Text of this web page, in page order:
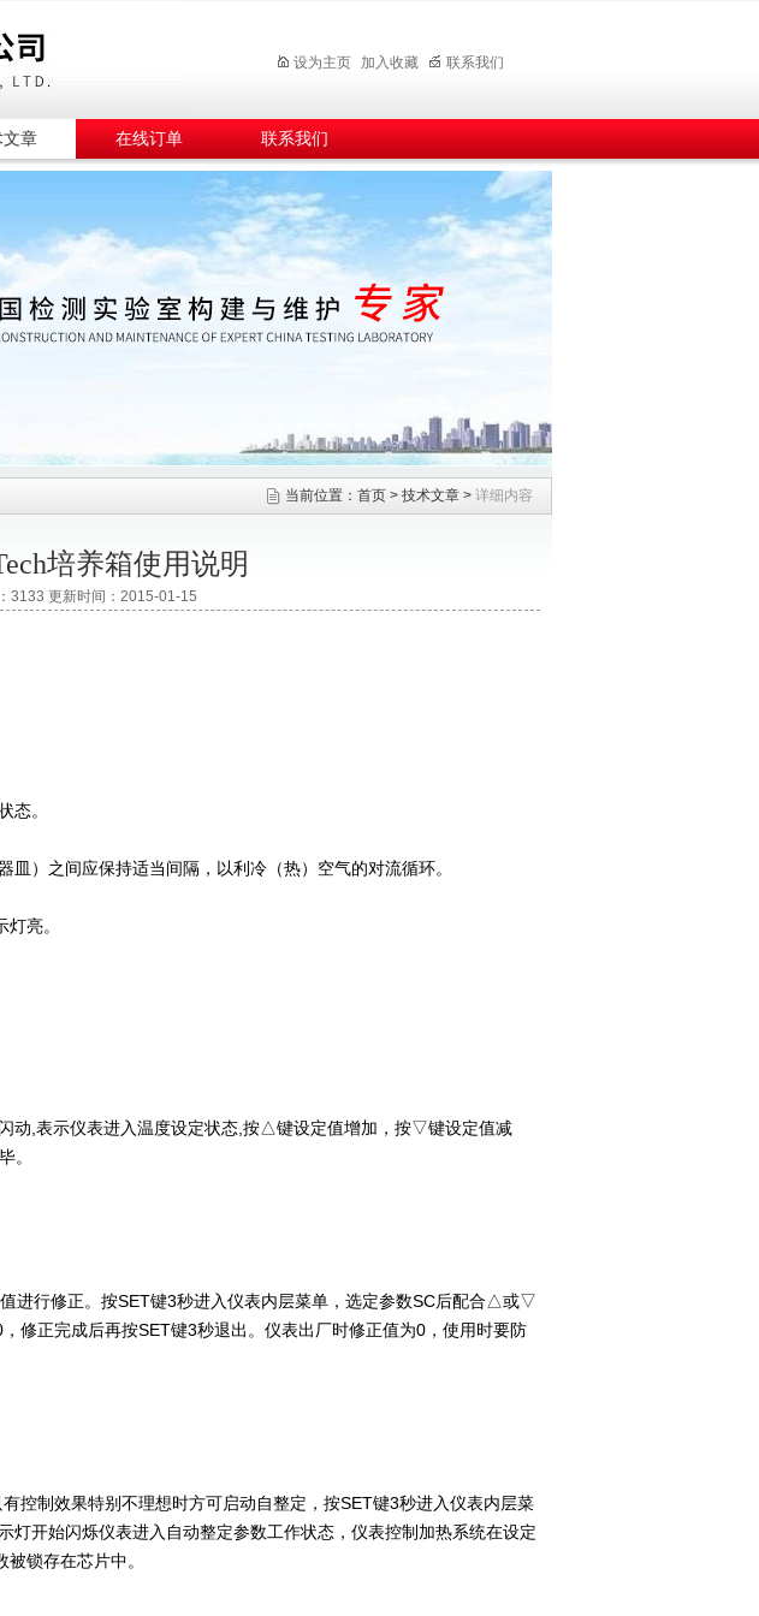
设为主页 加入收藏 联系我们
文章 在线订单 联系我们
当前位置： 首页 > 技术文章 > 详细内容
培养箱使用说明
3133 更新时间：2015-01-15
态。
）之间应保持适当间隔，以利冷（热）空气的对流循环。
亮。
,表示仪表进入温度设定状态,按△键设定值增加，按▽键设定值减
。
行修正。按SET键3秒进入仪表内层菜单，选定参数SC后配合△或▽
修正完成后再按SET键3秒退出。仪表出厂时修正值为0，使用时要防
控制效果特别不理想时方可启动自整定，按SET键3秒进入仪表内层菜
开始闪烁仪表进入自动整定参数工作状态，仪表控制加热系统在设定
锁存在芯片中。